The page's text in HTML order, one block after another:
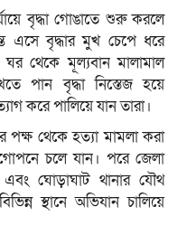
বৃদ্ধা গোঙাতে শুরু করলে
এসে বৃদ্ধার মুখ চেপে ধরে
থেকে মূল্যবান মালামাল
পান বৃদ্ধা নিস্তেজ হয়ে
করে পালিয়ে যান তারা।
পক্ষ থেকে হত্যা মামলা করা
চলে যান। পরে জেলা
এবং ঘোড়াঘাট থানার যৌথ
স্থানে অভিযান চালিয়ে